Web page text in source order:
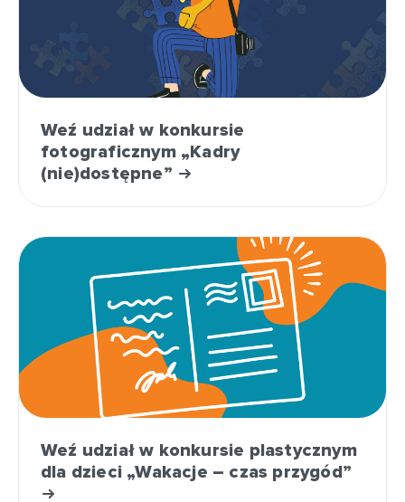
Weź udział w konkursie
fotograficznym „Kadry
(nie)dostępne”
Weź udział w konkursie plastycznym
dla dzieci „Wakacje – czas przygód”